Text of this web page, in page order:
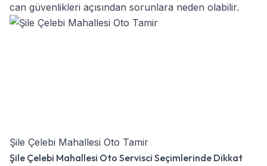
can güvenlikleri açısından sorunlara neden olabilir.
Şile Çelebi Mahallesi Oto Tamir
Şile Çelebi Mahallesi Oto Servisci Seçimlerinde Dikkat